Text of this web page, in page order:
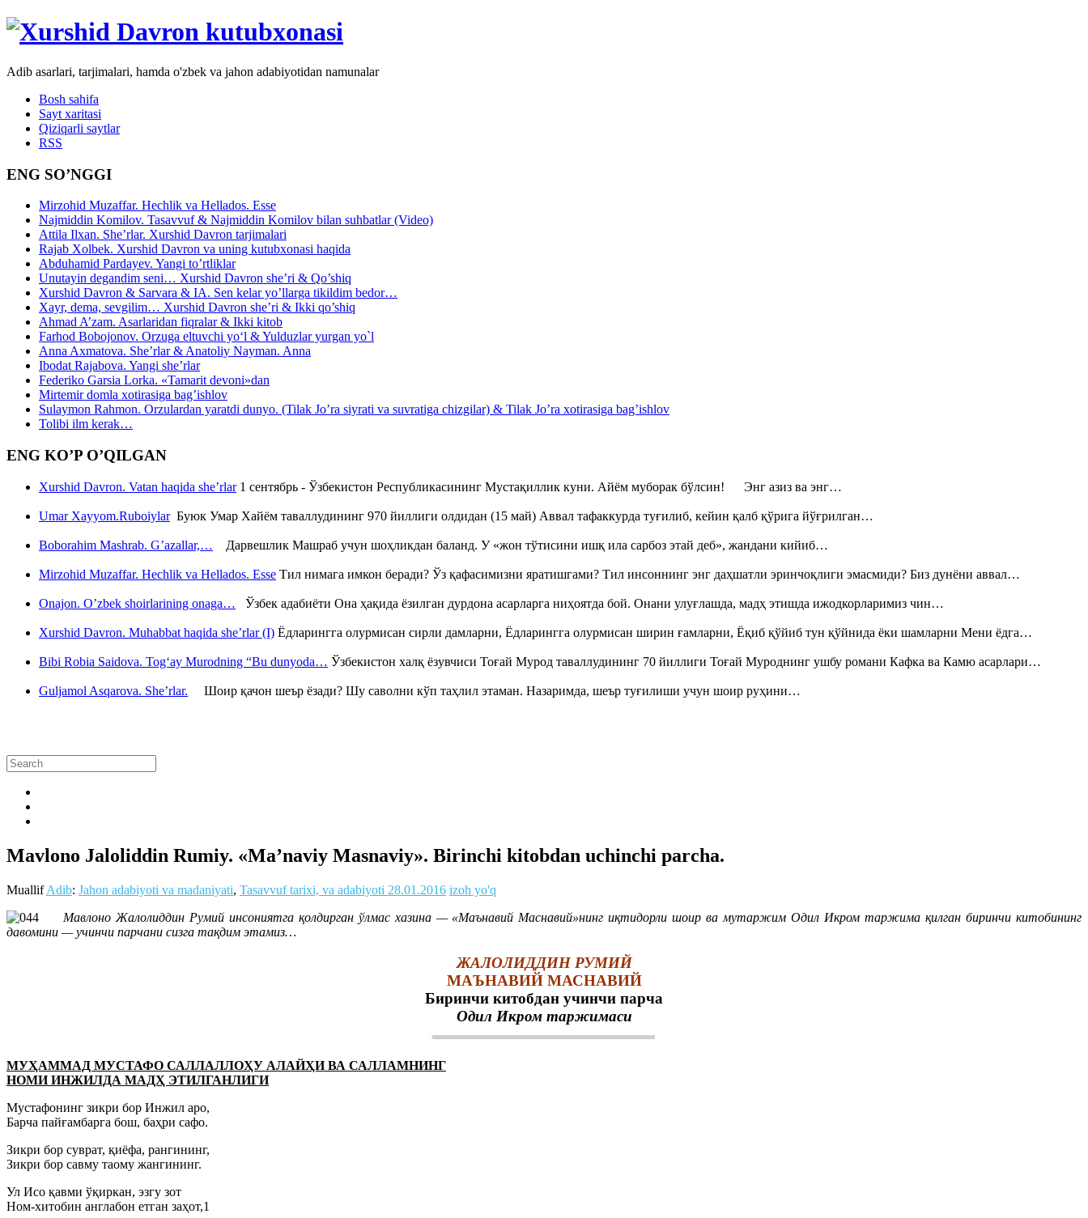
Adib asarlari, tarjimalari, hamda o'zbek va jahon adabiyotidan namunalar
Bosh sahifa
Sayt xaritasi
Qiziqarli saytlar
RSS
ENG SO’NGGI
Mirzohid Muzaffar. Hechlik va Hellados. Esse
Najmiddin Komilov. Tasavvuf & Najmiddin Komilov bilan suhbatlar (Video)
Attila Ilxan. She’rlar. Xurshid Davron tarjimalari
Rajab Xolbek. Xurshid Davron va uning kutubxonasi haqida
Abduhamid Pardayev. Yangi to’rtliklar
Unutayin degandim seni… Xurshid Davron she’ri & Qo’shiq
Xurshid Davron & Sarvara & IA. Sen kelar yo’llarga tikildim bedor…
Xayr, dema, sevgilim… Xurshid Davron she’ri & Ikki qo’shiq
Ahmad A’zam. Asarlaridan fiqralar & Ikki kitob
Farhod Bobojonov. Orzuga eltuvchi yo‘l & Yulduzlar yurgan yo`l
Anna Axmatova. She’rlar & Anatoliy Nayman. Anna
Ibodat Rajabova. Yangi she’rlar
Federiko Garsia Lorka. «Tamarit devoni»dan
Mirtemir domla xotirasiga bag’ishlov
Sulaymon Rahmon. Orzulardan yaratdi dunyo. (Tilak Jo’ra siyrati va suvratiga chizgilar) & Tilak Jo’ra xotirasiga bag’ishlov
Tolibi ilm kerak…
ENG KO’P O’QILGAN
Xurshid Davron. Vatan haqida she’rlar1 сентябрь - Ўзбекистон Республикасининг Мустақиллик куни. Айём муборак бўлсин! Энг азиз ва энг…
Umar Xayyom.RuboiylarБуюк Умар Хайём таваллудининг 970 йиллиги олдидан (15 май) Аввал тафаккурда туғилиб, кейин қалб қўрига йўғрилган…
Boborahim Mashrab. G’azallar,… Дарвешлик Машраб учун шоҳликдан баланд. У «жон тўтисини ишқ ила сарбоз этай деб», жандани кийиб…
Mirzohid Muzaffar. Hechlik va Hellados. Esse Тил нимага имкон беради? Ўз қафасимизни яратишгами? Тил инсоннинг энг даҳшатли эринчоқлиги эмасмиди? Биз дунёни аввал…
Onajon. O’zbek shoirlarining onaga… Ўзбек адабиёти Она ҳақида ёзилган дурдона асарларга ниҳоятда бой. Онани улуғлашда, мадҳ этишда ижодкорларимиз чин…
Xurshid Davron. Muhabbat haqida she’rlar (I) Ёдларингга олурмисан сирли дамларни, Ёдларингга олурмисан ширин ғамларни, Ёқиб қўйиб тун қўйнида ёки шамларни Мени ёдга…
Bibi Robia Saidova. Tog‘ay Murodning “Bu dunyoda… Ўзбекистон халқ ёзувчиси Тоғай Мурод таваллудининг 70 йиллиги Тоғай Муроднинг ушбу романи Кафка ва Камю асарлари…
Guljamol Asqarova. She’rlar. Шоир қачон шеър ёзади? Шу саволни кўп таҳлил этаман. Назаримда, шеър туғилиши учун шоир руҳини…
Mavlono Jaloliddin Rumiy. «Ma’naviy Masnaviy». Birinchi kitobdan uchinchi parcha.
MuallifAdib: Jahon adabiyoti va madaniyati, Tasavvuf tarixi, va adabiyoti 28.01.2016 izoh yo'q
Мавлоно Жалолиддин Румий инсониятга қолдирган ўлмас хазина — «Маънавий Маснавий»нинг иқтидорли шоир ва мутаржим Одил Икром таржима қилган биринчи китобининг
давомини — учинчи парчани сизга тақдим этамиз…
ЖАЛОЛИДДИН РУМИЙ
МАЪНАВИЙ МАСНАВИЙ
Биринчи китобдан учинчи парча
Одил Икром таржимаси
МУҲАММАД МУСТАФО САЛЛАЛЛОҲУ АЛАЙҲИ ВА САЛЛАМНИНГ
НОМИ ИНЖИЛДА МАДҲ ЭТИЛГАНЛИГИ
Мустафонинг зикри бор Инжил аро,
Барча пайғамбарга бош, баҳри сафо.
Зикри бор суврат, қиёфа, рангининг,
Зикри бор савму таому жангининг.
Ул Исо қавми ўқиркан, эзгу зот
Ном-хитобин англабон етган заҳот,1